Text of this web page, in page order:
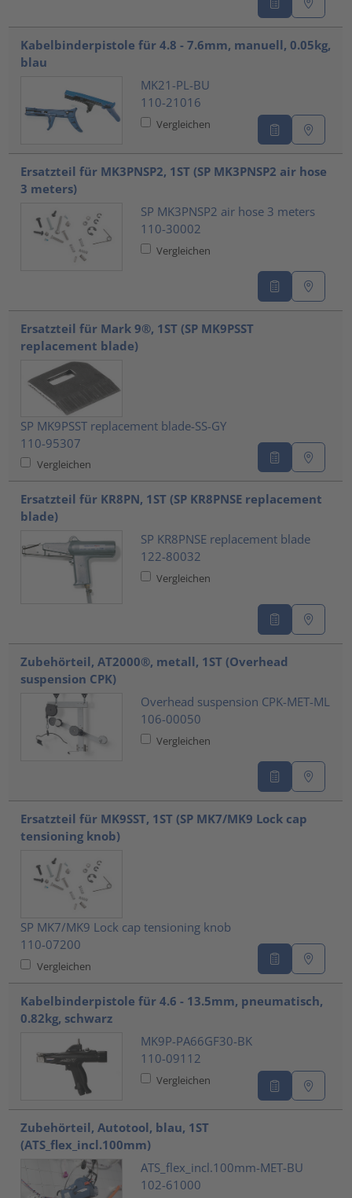
Kabelbinderpistole für 4.8 - 7.6mm, manuell, 0.05kg,
blau
MK21-PL-BU
110-21016
Vergleichen
Ersatzteil für MK3PNSP2, 1ST (SP MK3PNSP2 air hose
3 meters)
SP MK3PNSP2 air hose 3 meters
110-30002
Vergleichen
Ersatzteil für Mark 9®, 1ST (SP MK9PSST
replacement blade)
SP MK9PSST replacement blade-SS-GY
110-95307
Vergleichen
Ersatzteil für KR8PN, 1ST (SP KR8PNSE replacement
blade)
SP KR8PNSE replacement blade
122-80032
Vergleichen
Zubehörteil, AT2000®, metall, 1ST (Overhead
suspension CPK)
Overhead suspension CPK-MET-ML
106-00050
Vergleichen
Ersatzteil für MK9SST, 1ST (SP MK7/MK9 Lock cap
tensioning knob)
SP MK7/MK9 Lock cap tensioning knob
110-07200
Vergleichen
Kabelbinderpistole für 4.6 - 13.5mm, pneumatisch,
0.82kg, schwarz
MK9P-PA66GF30-BK
110-09112
Vergleichen
Zubehörteil, Autotool, blau, 1ST
(ATS_flex_incl.100mm)
ATS_flex_incl.100mm-MET-BU
102-61000